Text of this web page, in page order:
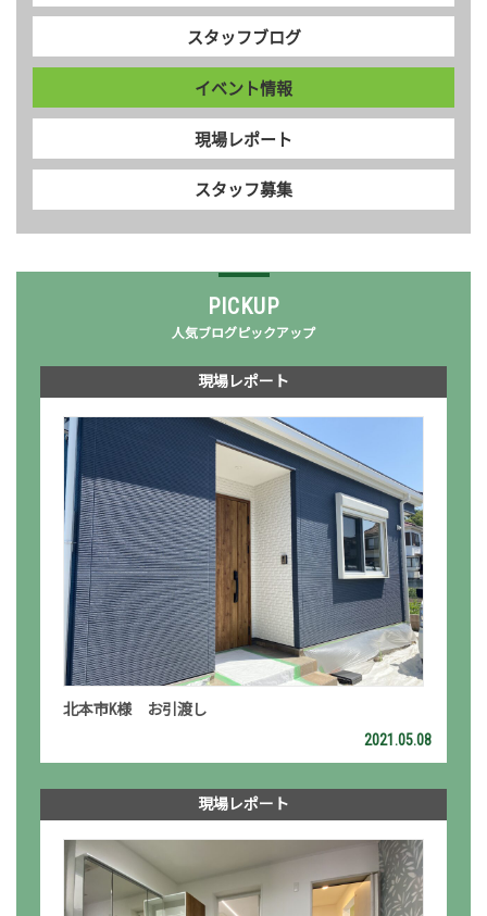
スタッフブログ
イベント情報
現場レポート
スタッフ募集
PICKUP
人気ブログピックアップ
現場レポート
北本市K様 お引渡し
2021.05.08
現場レポート